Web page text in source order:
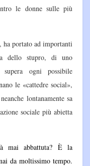
le donne sulle più
ha portato ad importanti
dello stupro, di uno
ogni possibile
le «cattedre social»,
lontanamente sa
sociale più abietta
mai abbattuta? È la
da moltissimo tempo.